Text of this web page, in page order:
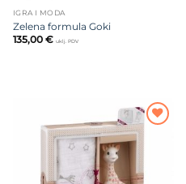
IGRA I MODA
Zelena formula Goki
135,00 € uklj. PDV
Dodajte